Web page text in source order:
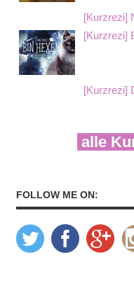
[Kurzrezi]
[Kurzrezi]
[Kurzrezi]
alle
FOLLOW ME ON: